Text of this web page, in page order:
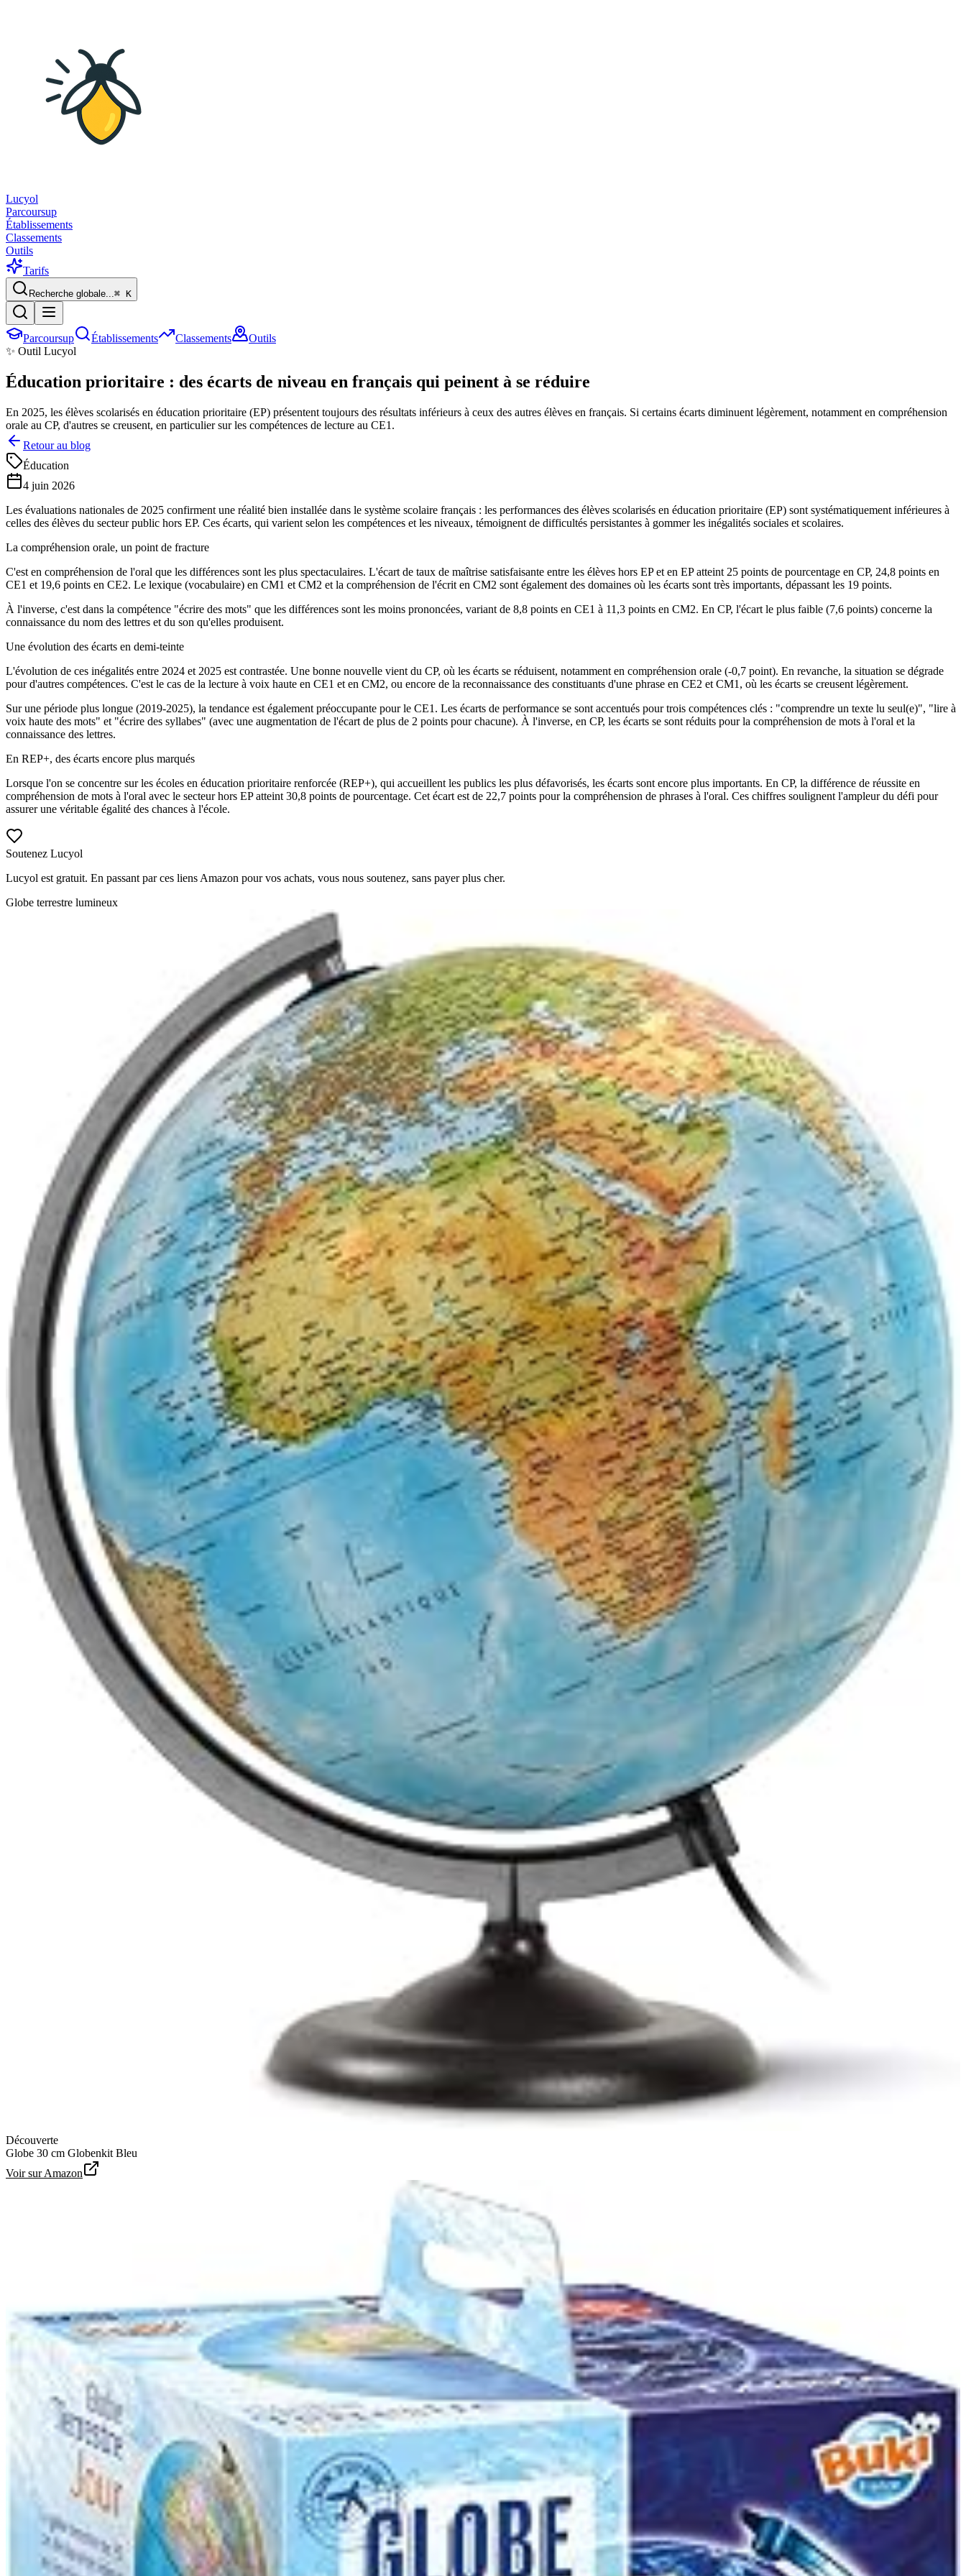
Lucyol
Parcoursup
Établissements
Classements
Outils
Tarifs
Recherche globale...⌘ K
Parcoursup Établissements Classements
Outils
✨ Outil Lucyol
Éducation prioritaire : des écarts de niveau en français qui peinent à se réduire
En 2025, les élèves scolarisés en éducation prioritaire (EP) présentent toujours des résultats inférieurs à ceux des autres élèves en français. Si certains écarts diminuent légèrement, notamment en compréhension
orale au CP, d'autres se creusent, en particulier sur les compétences de lecture au CE1.
Retour au blog
Éducation
4 juin 2026
Les évaluations nationales de 2025 confirment une réalité bien installée dans le système scolaire français : les performances des élèves scolarisés en éducation prioritaire (EP) sont systématiquement inférieures à
celles des élèves du secteur public hors EP. Ces écarts, qui varient selon les compétences et les niveaux, témoignent de difficultés persistantes à gommer les inégalités sociales et scolaires.
La compréhension orale, un point de fracture
C'est en compréhension de l'oral que les différences sont les plus spectaculaires. L'écart de taux de maîtrise satisfaisante entre les élèves hors EP et en EP atteint 25 points de pourcentage en CP, 24,8 points en
CE1 et 19,6 points en CE2. Le lexique (vocabulaire) en CM1 et CM2 et la compréhension de l'écrit en CM2 sont également des domaines où les écarts sont très importants, dépassant les 19 points.
À l'inverse, c'est dans la compétence "écrire des mots" que les différences sont les moins prononcées, variant de 8,8 points en CE1 à 11,3 points en CM2. En CP, l'écart le plus faible (7,6 points) concerne la
connaissance du nom des lettres et du son qu'elles produisent.
Une évolution des écarts en demi-teinte
L'évolution de ces inégalités entre 2024 et 2025 est contrastée. Une bonne nouvelle vient du CP, où les écarts se réduisent, notamment en compréhension orale (-0,7 point). En revanche, la situation se dégrade
pour d'autres compétences. C'est le cas de la lecture à voix haute en CE1 et en CM2, ou encore de la reconnaissance des constituants d'une phrase en CE2 et CM1, où les écarts se creusent légèrement.
Sur une période plus longue (2019-2025), la tendance est également préoccupante pour le CE1. Les écarts de performance se sont accentués pour trois compétences clés : "comprendre un texte lu seul(e)", "lire à
voix haute des mots" et "écrire des syllabes" (avec une augmentation de l'écart de plus de 2 points pour chacune). À l'inverse, en CP, les écarts se sont réduits pour la compréhension de mots à l'oral et la
connaissance des lettres.
En REP+, des écarts encore plus marqués
Lorsque l'on se concentre sur les écoles en éducation prioritaire renforcée (REP+), qui accueillent les publics les plus défavorisés, les écarts sont encore plus importants. En CP, la différence de réussite en
compréhension de mots à l'oral avec le secteur hors EP atteint 30,8 points de pourcentage. Cet écart est de 22,7 points pour la compréhension de phrases à l'oral. Ces chiffres soulignent l'ampleur du défi pour
assurer une véritable égalité des chances à l'école.
Soutenez Lucyol
Lucyol est gratuit. En passant par ces liens Amazon pour vos achats, vous nous soutenez, sans payer plus cher.
Globe terrestre lumineux
Découverte
Globe 30 cm Globenkit Bleu
Voir sur Amazon